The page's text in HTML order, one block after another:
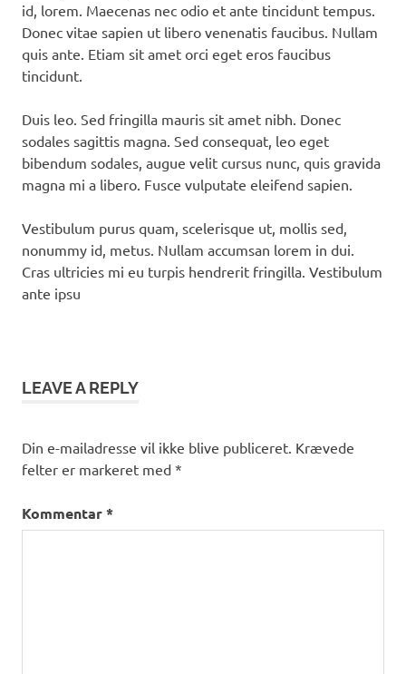
id, lorem. Maecenas nec odio et ante tincidunt tempus.
Donec vitae sapien ut libero venenatis faucibus. Nullam
quis ante. Etiam sit amet orci eget eros faucibus
tincidunt.
Duis leo. Sed fringilla mauris sit amet nibh. Donec
sodales sagittis magna. Sed consequat, leo eget
bibendum sodales, augue velit cursus nunc, quis gravida
magna mi a libero. Fusce vulputate eleifend sapien.
Vestibulum purus quam, scelerisque ut, mollis sed,
nonummy id, metus. Nullam accumsan lorem in dui.
Cras ultricies mi eu turpis hendrerit fringilla. Vestibulum
ante ipsu
LEAVE A REPLY
Din e-mailadresse vil ikke blive publiceret. Krævede
felter er markeret med *
Kommentar*